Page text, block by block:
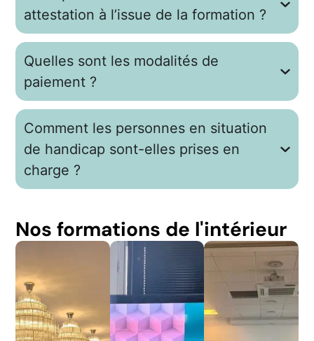
attestation à l’issue de la formation ?
Quelles sont les modalités de
paiement ?
Comment les personnes en situation
de handicap sont-elles prises en
charge ?
Nos formations de l'intérieur